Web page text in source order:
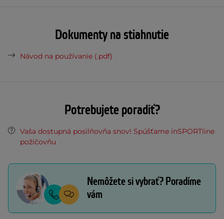
Dokumenty na stiahnutie
Návod na používanie (.pdf)
Potrebujete poradiť?
Vaša dostupná posilňovňa snov! Spúšťame inSPORTline
požičovňu
Nemôžete si vybrať? Poradíme
vám